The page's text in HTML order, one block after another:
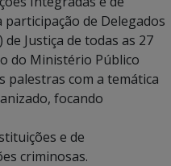
de Delegados
Justiça de todas as 27
do Ministério Público
palestras com a temática
focando
e de
criminosas.